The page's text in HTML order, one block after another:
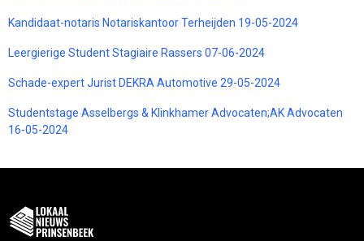
Kandidaat-notaris Notariskantoor Terheijden 19-05-2024
Leergierige Student Stagiaire Rassers 07-06-2024
Schade-expert Jurist DEKRA Automotive 29-05-2024
Studentstage Asselbergs & Klinkhamer Advocaten;AK Advocaten
16-05-2024